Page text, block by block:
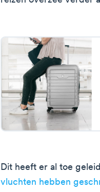
Dit heeft er al toe
vluchten hebben